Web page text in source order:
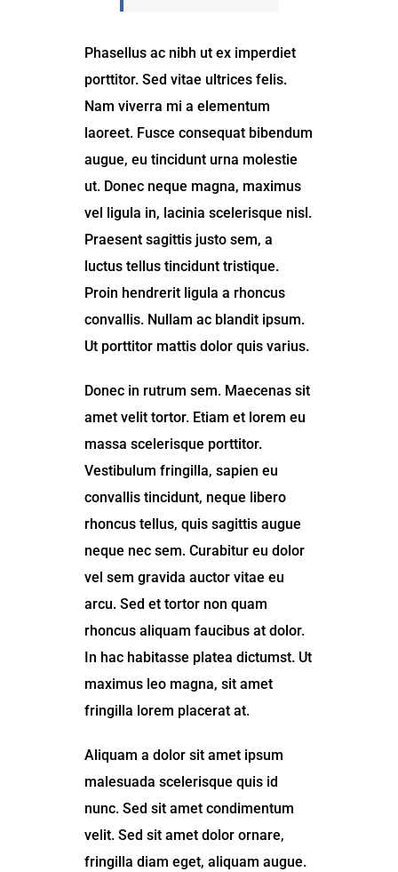
Phasellus ac nibh ut ex imperdiet
porttitor. Sed vitae ultrices felis.
Nam viverra mi a elementum
laoreet. Fusce consequat bibendum
augue, eu tincidunt urna molestie
ut. Donec neque magna, maximus
vel ligula in, lacinia scelerisque nisl.
Praesent sagittis justo sem, a
luctus tellus tincidunt tristique.
Proin hendrerit ligula a rhoncus
convallis. Nullam ac blandit ipsum.
Ut porttitor mattis dolor quis varius.
Donec in rutrum sem. Maecenas sit
amet velit tortor. Etiam et lorem eu
massa scelerisque porttitor.
Vestibulum fringilla, sapien eu
convallis tincidunt, neque libero
rhoncus tellus, quis sagittis augue
neque nec sem. Curabitur eu dolor
vel sem gravida auctor vitae eu
arcu. Sed et tortor non quam
rhoncus aliquam faucibus at dolor.
In hac habitasse platea dictumst. Ut
maximus leo magna, sit amet
fringilla lorem placerat at.
Aliquam a dolor sit amet ipsum
malesuada scelerisque quis id
nunc. Sed sit amet condimentum
velit. Sed sit amet dolor ornare,
fringilla diam eget, aliquam augue.